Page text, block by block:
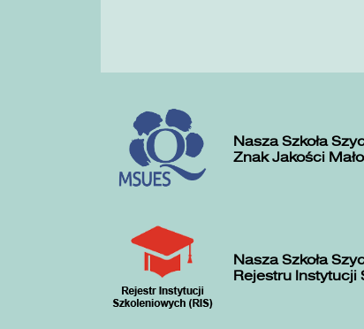
Nasza Szkoła
Znak Jakości
Nasza Szkoła
Rejestru Instytucji